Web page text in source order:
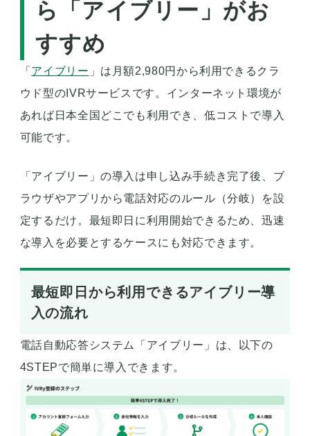
ら「アイブリー」がお
すすめ
「 アイブリー 」は月額2,980円から利用できるクラ
ウド型のIVRサービスです。インターネット環境が
あれば日本全国どこでも利用でき、低コストで導入
可能です。
「アイブリー」の導入は申し込み手続き完了後、ブ
ラウザやアプリから電話対応のルール（分岐）を設
定するだけ。最短即日に利用開始できるため、迅速
な導入を必要とするケースにも対応できます。
最短即日から利用できるアイブリー導
入の流れ
電話自動応答システム「アイブリー」は、以下の
4STEPで簡単に導入できます。